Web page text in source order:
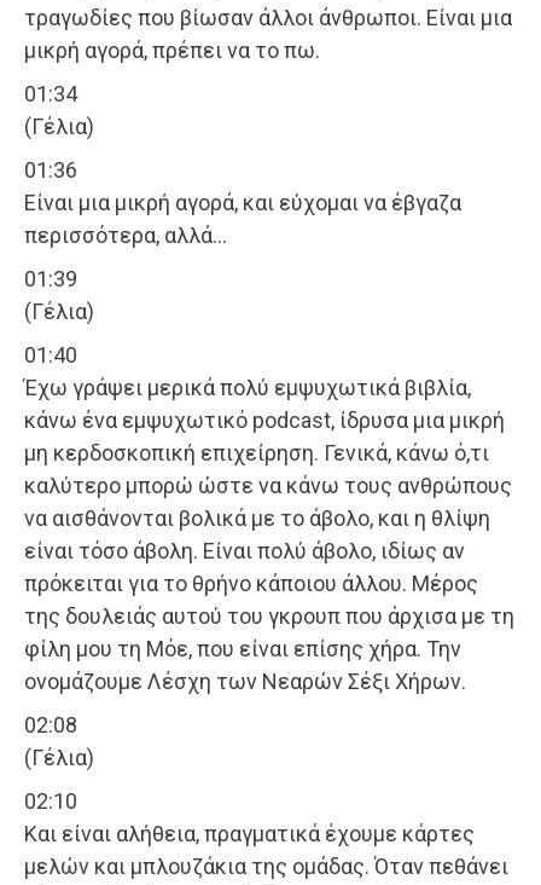
τραγωδίες που βίωσαν άλλοι άνθρωποι. Είναι μια
μικρή αγορά, πρέπει να το πω.
01:34
(Γέλια)
01:36
Είναι μια μικρή αγορά, και εύχομαι να έβγαζα
περισσότερα, αλλά…
01:39
(Γέλια)
01:40
Έχω γράψει μερικά πολύ εμψυχωτικά βιβλία,
κάνω ένα εμψυχωτικό podcast, ίδρυσα μια μικρή
μη κερδοσκοπική επιχείρηση. Γενικά, κάνω ό,τι
καλύτερο μπορώ ώστε να κάνω τους ανθρώπους
να αισθάνονται βολικά με το άβολο, και η θλίψη
είναι τόσο άβολη. Είναι πολύ άβολο, ιδίως αν
πρόκειται για το θρήνο κάποιου άλλου. Μέρος
της δουλειάς αυτού του γκρουπ που άρχισα με τη
φίλη μου τη Μόε, που είναι επίσης χήρα. Την
ονομάζουμε Λέσχη των Νεαρών Σέξι Χήρων.
02:08
(Γέλια)
02:10
Και είναι αλήθεια, πραγματικά έχουμε κάρτες
μελών και μπλουζάκια της ομάδας. Όταν πεθάνει